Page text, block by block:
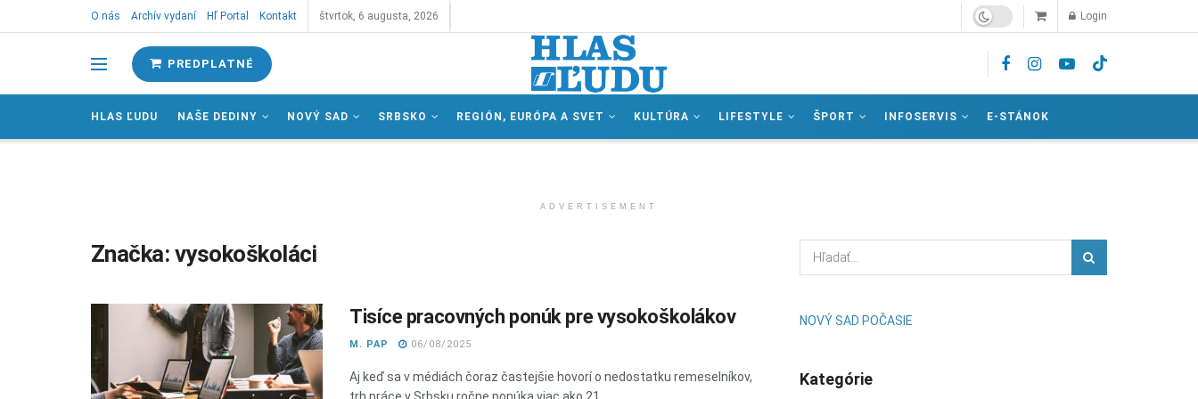
O nás Archív vydaní Hľ Portal Kontakt štvrtok, 6 augusta, 2026 Login
PREDPLATNÉ
HLAS ĽUDU NAŠE DEDINY NOVÝ SAD SRBSKO REGIÓN, EURÓPA A SVET KULTÚRA LIFESTYLE ŠPORT INFOSERVIS E-STÁNOK
ADVERTISEMENT
Značka: vysokoškoláci
Tisíce pracovných ponúk pre vysokoškolákov
M. PAP 06/08/2025
Aj keď sa v médiách čoraz častejšie hovorí o nedostatku remeselníkov,
NOVÝ SAD POČASIE
Kategórie